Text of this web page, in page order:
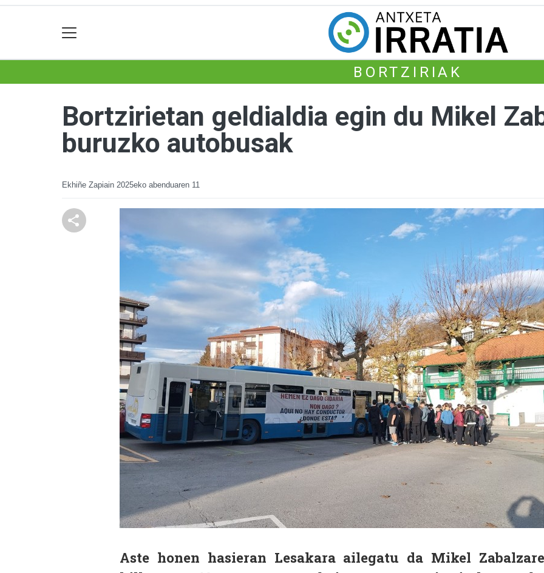
BORTZIRIAK
Bortzirietan geldialdia egin du Mikel
buruzko autobusak
Ekhiñe Zapiain 2025eko abenduaren 11
Aste honen hasieran Lesakara ailegatu da Mikel